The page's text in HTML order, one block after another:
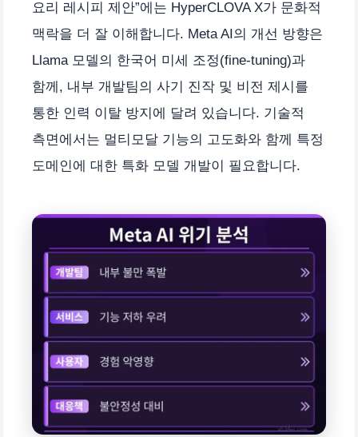
요리 레시피 제안”에는 HyperCLOVA X가 문화적
맥락을 더 잘 이해합니다. Meta AI의 개선 방향은
Llama 모델의 한국어 미세 조정(fine-tuning)과
함께, 내부 개발팀의 사기 진작 및 비전 제시를
통한 인력 이탈 방지에 달려 있습니다. 기술적
측면에서는 멀티모달 기능의 고도화와 함께 특정
도메인에 대한 특화 모델 개발이 필요합니다.